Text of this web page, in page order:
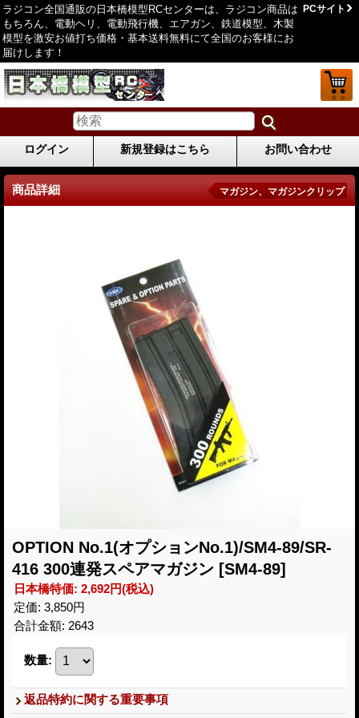
ラジコン全国通販の日本橋模型RCセンターは、ラジコン商品は
もちろん、電動ヘリ、電動飛行機、エアガン、鉄道模型、木製
模型を激安お値打ち価格・基本送料無料にて全国のお客様にお
届けします！
PCサイト
ログイン 新規登録はこちら お問い合わせ
商品詳細 マガジン、マガジンクリップ
OPTION No.1(オプションNo.1)/SM4-89/SR-
416 300連発スペアマガジン [SM4-89]
日本橋特価: 2,692円(税込)
定価: 3,850円
合計金額: 2643
数量:
返品特約に関する重要事項